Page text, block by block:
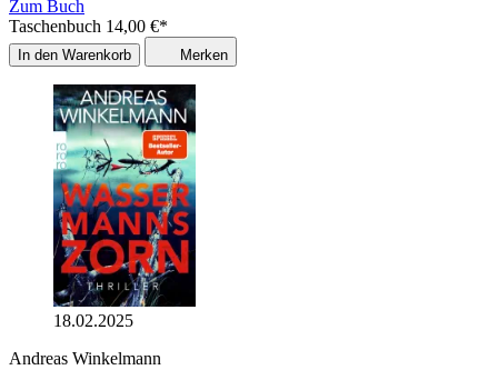
Zum Buch
Taschenbuch 14,00 €*
In den Warenkorb Merken
18.02.2025
Andreas Winkelmann